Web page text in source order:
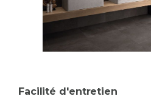
Facilité d'entretien